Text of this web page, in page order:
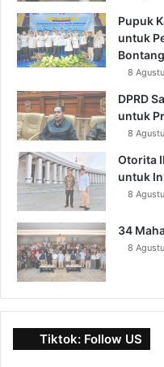
Pupuk
untuk
Bontang
8
DPRD
untuk
8
Otorita
untuk
8
34
8
Tiktok: Follow US